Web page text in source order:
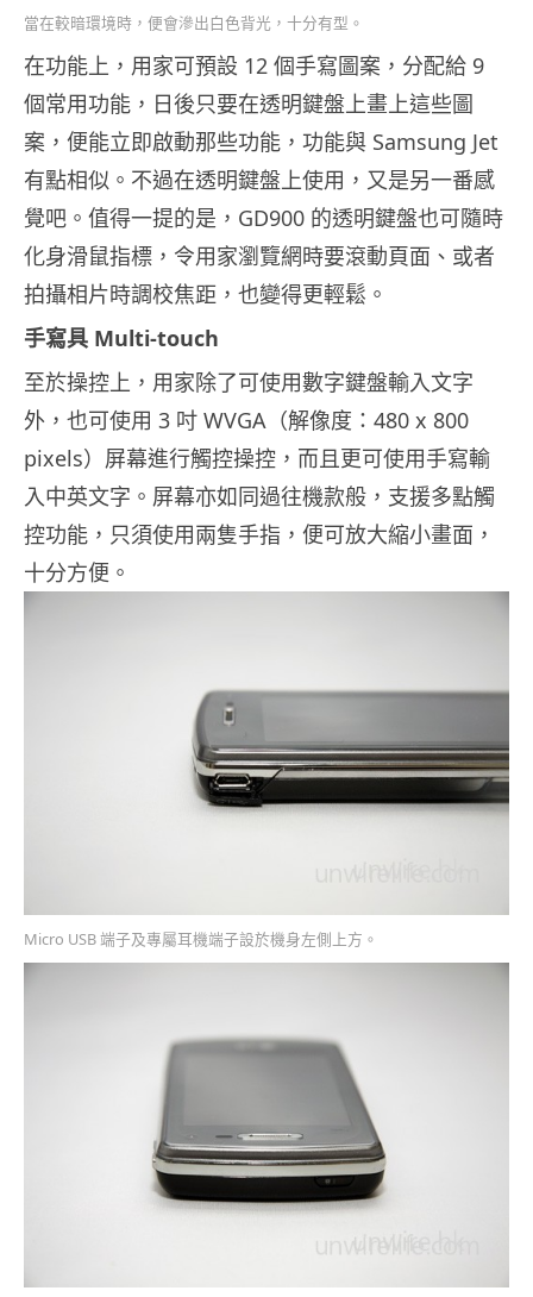
當在較暗環境時，便會滲出白色背光，十分有型。
在功能上，用家可預設 12 個手寫圖案，分配給 9
個常用功能，日後只要在透明鍵盤上畫上這些圖
案，便能立即啟動那些功能，功能與 Samsung Jet
有點相似。不過在透明鍵盤上使用，又是另一番感
覺吧。值得一提的是，GD900 的透明鍵盤也可隨時
化身滑鼠指標，令用家瀏覽網時要滾動頁面、或者
拍攝相片時調校焦距，也變得更輕鬆。
手寫具 Multi-touch
至於操控上，用家除了可使用數字鍵盤輸入文字
外，也可使用 3 吋 WVGA（解像度：480 x 800
pixels）屏幕進行觸控操控，而且更可使用手寫輸
入中英文字。屏幕亦如同過往機款般，支援多點觸
控功能，只須使用兩隻手指，便可放大縮小畫面，
十分方便。
Micro USB 端子及專屬耳機端子設於機身左側上方。